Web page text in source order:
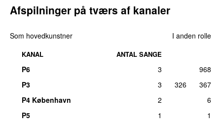
Afspilninger på tværs af kanaler
Som hovedkunstner I anden rolle
KANAL ANTAL SANGE
P6 3
968
P3
3 326
367
P4 København
2
6
P5
1 1